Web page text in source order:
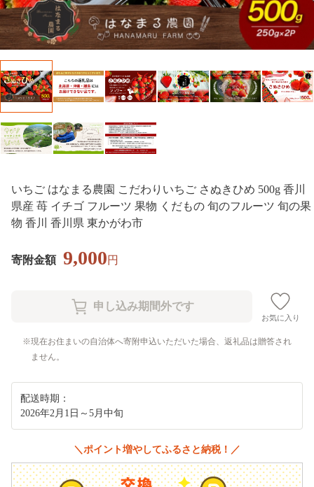
いちご はなまる農園 こだわりいちご さぬきひめ 500g 香川
県産 苺 イチゴ フルーツ 果物 くだもの 旬のフルーツ 旬の果
物 香川 香川県 東かがわ市
寄附金額 9,000円
お気に入り
現在お住まいの自治体へ寄附申込いただいた場合、返礼品は贈答され
ません。
配送時期：
2026年2月1日～5月中旬
＼ポイント増やしてふるさと納税！／